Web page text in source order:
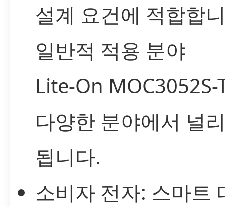
설계 요건에 적합합
일반적 적용 분야
Lite-On MOC3052S-
다양한 분야에서 널
됩니다.
소비자 전자: 스마트